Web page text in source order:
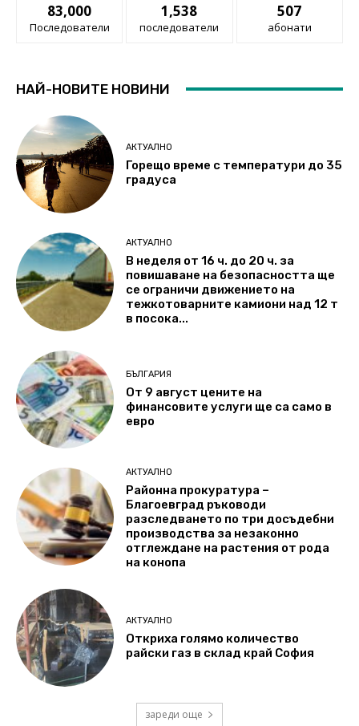
83,000
Последователи
1,538
последователи
507
абонати
НАЙ-НОВИТЕ НОВИНИ
АКТУАЛНО
Горещо време с температури до 35
градуса
АКТУАЛНО
В неделя от 16 ч. до 20 ч. за
повишаване на безопасността ще
се ограничи движението на
тежкотоварните камиони над 12 т
в посока...
БЪЛГАРИЯ
От 9 август цените на
финансовите услуги ще са само в
евро
АКТУАЛНО
Районна прокуратура –
Благоевград ръководи
разследването по три досъдебни
производства за незаконно
отглеждане на растения от рода
на конопа
АКТУАЛНО
Откриха голямо количество
райски газ в склад край София
зареди още